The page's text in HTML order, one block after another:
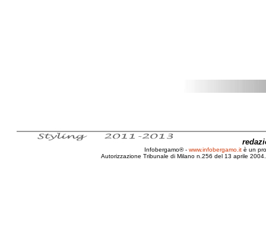
Infobergamo® - www.infobergamo.it è un
Autorizzazione Tribunale di Milano n.256 del 13 aprile